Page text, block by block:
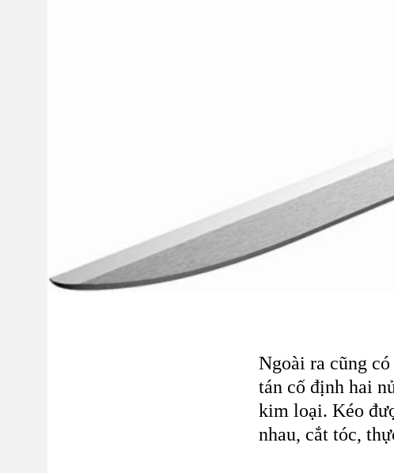
Ngoài ra cũng
tán cố định hai
kim loại. Kéo
nhau, cắt tóc,